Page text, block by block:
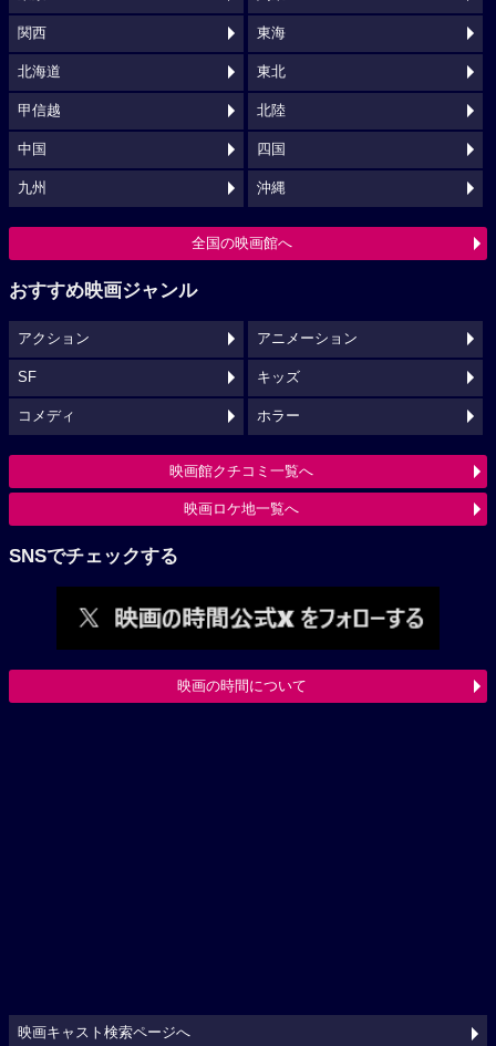
関西 東海
北海道 東北
甲信越 北陸
中国 四国
九州 沖縄
全国の映画館へ
おすすめ映画ジャンル
アクション アニメーション
SF キッズ
コメディ ホラー
映画館クチコミ一覧へ
映画ロケ地一覧へ
SNSでチェックする
映画の時間について
映画キャスト検索ページへ